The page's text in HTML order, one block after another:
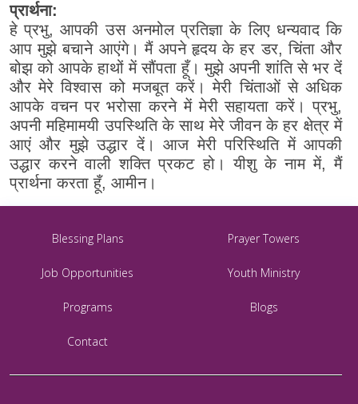
प्रार्थना:
हे प्रभु, आपकी उस अनमोल प्रतिज्ञा के लिए धन्यवाद कि
आप मुझे बचाने आएंगे। मैं अपने हृदय के हर डर, चिंता और
बोझ को आपके हाथों में सौंपता हूँ। मुझे अपनी शांति से भर दें
और मेरे विश्वास को मजबूत करें। मेरी चिंताओं से अधिक
आपके वचन पर भरोसा करने में मेरी सहायता करें। प्रभु,
अपनी महिमामयी उपस्थिति के साथ मेरे जीवन के हर क्षेत्र में
आएं और मुझे उद्धार दें। आज मेरी परिस्थिति में आपकी
उद्धार करने वाली शक्ति प्रकट हो। यीशु के नाम में, मैं
प्रार्थना करता हूँ, आमीन।
Blessing Plans Prayer Towers
Job Opportunities Youth Ministry
Programs Blogs
Contact